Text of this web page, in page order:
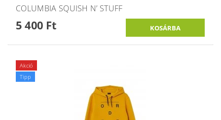
COLUMBIA SQUISH N’ STUFF
5 400 Ft
Akció
Tipp